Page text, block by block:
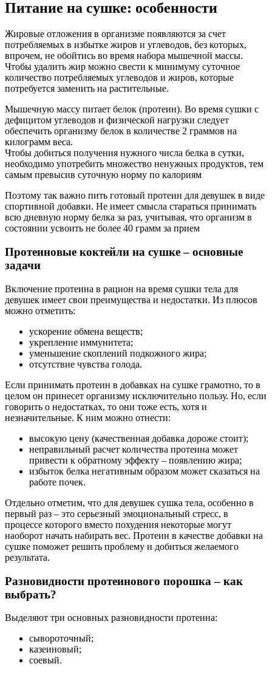
Питание на сушке: особенности
Жировые отложения в организме появляются за счет
потребляемых в избытке жиров и углеводов, без которых,
впрочем, не обойтись во время набора мышечной массы.
Чтобы удалить жир можно свести к минимуму суточное
количество потребляемых углеводов и жиров, которые
потребуется заменить на растительные.
Мышечную массу питает белок (протеин). Во время сушки с
дефицитом углеводов и физической нагрузки следует
обеспечить организму белок в количестве 2 граммов на
килограмм веса.
Чтобы добиться получения нужного числа белка в сутки,
необходимо употребить множество ненужных продуктов, тем
самым превысив суточную норму по калориям
Поэтому так важно пить готовый протеин для девушек в виде
спортивной добавки. Не имеет смысла стараться принимать
всю дневную норму белка за раз, учитывая, что организм в
состоянии усвоить не более 40 грамм за прием
Протеиновые коктейли на сушке – основные
задачи
Включение протеина в рацион на время сушки тела для
девушек имеет свои преимущества и недостатки. Из плюсов
можно отметить:
ускорение обмена веществ;
укрепление иммунитета;
уменьшение скоплений подкожного жира;
отсутствие чувства голода.
Если принимать протеин в добавках на сушке грамотно, то в
целом он принесет организму исключительно пользу. Но, если
говорить о недостатках, то они тоже есть, хотя и
незначительные. К ним можно отнести:
высокую цену (качественная добавка дороже стоит);
неправильный расчет количества протеина может
привести к обратному эффекту – появлению жира;
избыток белка негативным образом может сказаться на
работе почек.
Отдельно отметим, что для девушек сушка тела, особенно в
первый раз – это серьезный эмоциональный стресс, в
процессе которого вместо похудения некоторые могут
наоборот начать набирать вес. Протеин в качестве добавки на
сушке поможет решить проблему и добиться желаемого
результата.
Разновидности протеинового порошка – как
выбрать?
Выделяют три основных разновидности протеина:
сывороточный;
казеиновый;
соевый.